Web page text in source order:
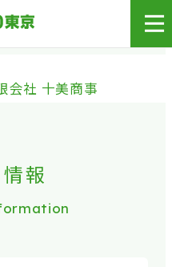
場には
要です。
レス）
談会であり、
会社 十美商事
報